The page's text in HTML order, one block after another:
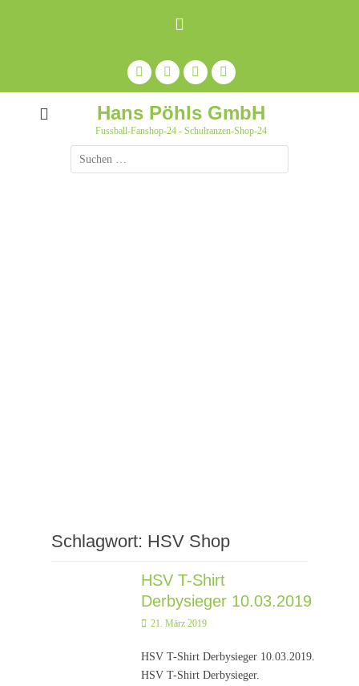
Facebook
Feed
Auf
Pinterest
pinnen
YouTube
Hans Pöhls GmbH
Fussball-Fanshop-24 - Schulranzen-Shop-24
Suche
nach:
Schlagwort: HSV Shop
HSV T-Shirt
Derbysieger 10.03.2019
Posted
21. März 2019
HSV T-Shirt Derbysieger 10.03.2019.
HSV T-Shirt Derbysieger.